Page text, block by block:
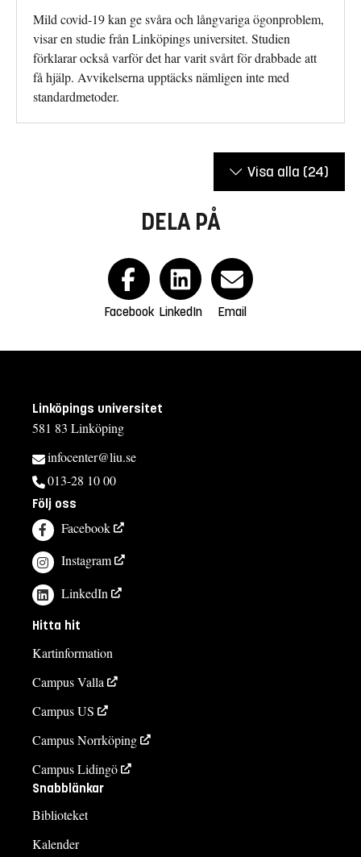
Mild covid-19 kan ge svåra och långvariga ögonproblem,
visar en studie från Linköpings universitet. Studien
förklarar också varför det har varit svårt för drabbade att
få hjälp. Avvikelserna upptäcks nämligen inte med
standardmetoder.
Visa alla (24)
DELA PÅ
Facebook LinkedIn Email
Linköpings universitet
581 83 Linköping
infocenter@liu.se
013-28 10 00
Följ oss
Facebook
Instagram
LinkedIn
Hitta hit
Kartinformation
Campus Valla
Campus US
Campus Norrköping
Campus Lidingö
Snabblänkar
Biblioteket
Kalender